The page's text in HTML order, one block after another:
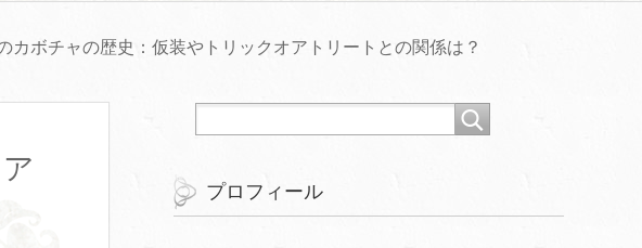
カボチャの歴史：仮装やトリックオアトリートとの関係は？
プロフィール